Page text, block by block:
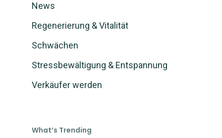
News
Regenerierung & Vitalität
Schwächen
Stressbewältigung & Entspannung
Verkäufer werden
What’s Trending